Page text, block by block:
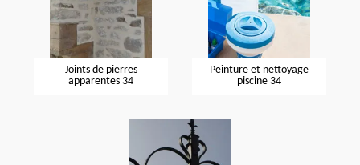
Joints de pierres
apparentes 34
Peinture et nettoyage
piscine 34